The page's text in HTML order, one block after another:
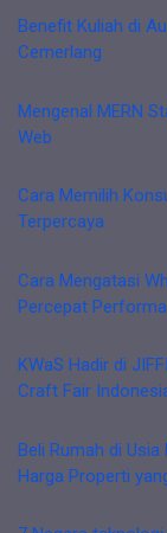
Benefit Kuliah di
Cemerlang
Mengenal MERN
Web
Cara Memilih
Terpercaya
Cara Mengatasi
Percepat Performa
KWaS Hadir di
Craft Fair
Beli Rumah di
Harga Properti